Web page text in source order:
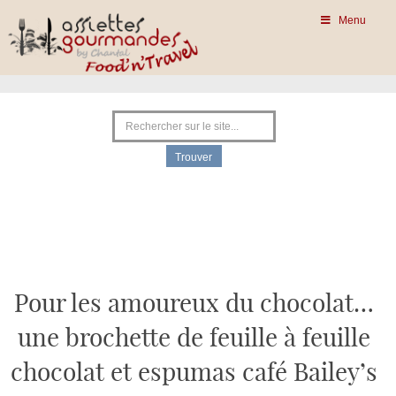
Menu
Pour les amoureux du chocolat…
une brochette de feuille à feuille
chocolat et espumas café Bailey’s